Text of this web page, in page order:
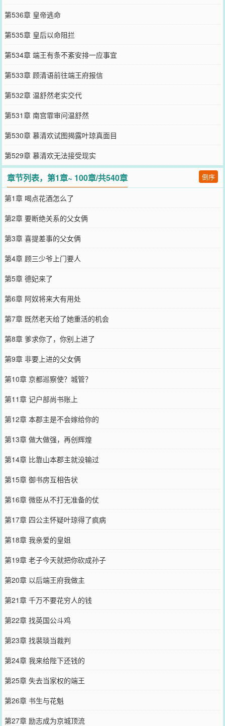
第536章 皇帝逃命
第535章 皇后以命阻拦
第534章 端王有条不紊安排一应事宜
第533章 顾清语前往端王府报信
第532章 温舒然老实交代
第531章 南宫霏审问温舒然
第530章 慕清欢试图揭露叶琼真面目
第529章 慕清欢无法接受现实
章节列表，第1章~ 100章/共540章 倒序
第1章 喝点花酒怎么了
第2章 要断绝关系的父女俩
第3章 喜提差事的父女俩
第4章 顾三少爷上门要人
第5章 德妃来了
第6章 阿奴将来大有用处
第7章 既然老天给了她重活的机会
第8章 爹求你了，你别上进了
第9章 非要上进的父女俩
第10章 京都巡察使？城管？
第11章 记户部尚书账上
第12章 本郡主是不会嫁给你的
第13章 做大做强，再创辉煌
第14章 比靠山本郡主就没输过
第15章 御书房互相告状
第16章 微臣从不打无准备的仗
第17章 四公主怀疑叶琼得了疯病
第18章 我亲爱的皇姐
第19章 老子今天就把你砍成孙子
第20章 以后端王府我做主
第21章 千万不要花穷人的钱
第22章 找英国公斗鸡
第23章 找裴琰当裁判
第24章 我来给陛下还钱的
第25章 失去当家权的端王
第26章 书生与花魁
第27章 励志成为京城顶流